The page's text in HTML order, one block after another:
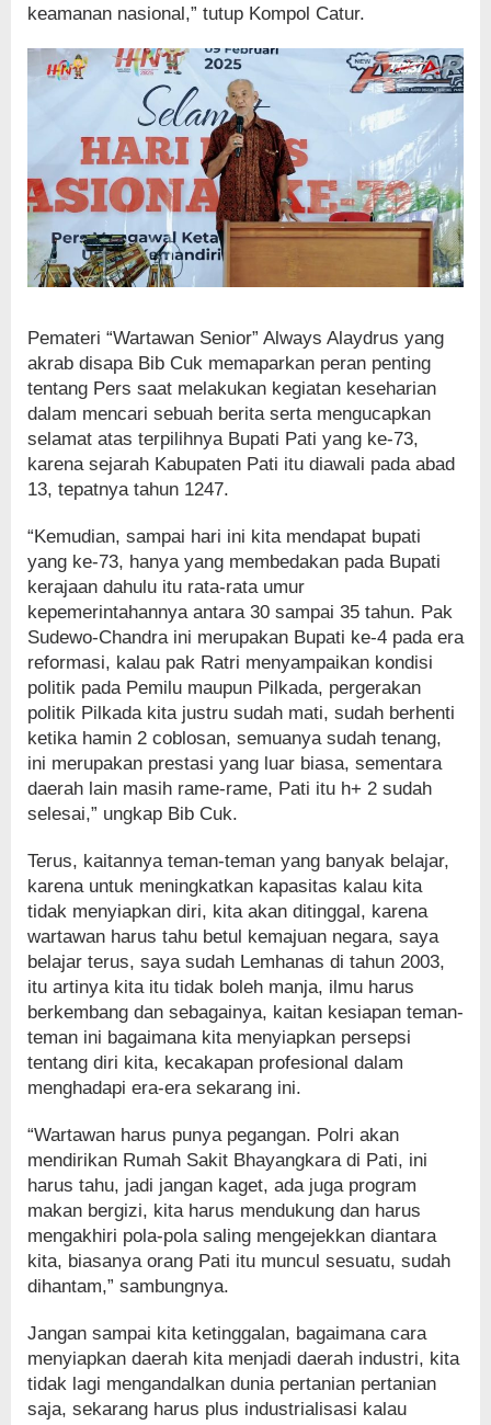
keamanan nasional,” tutup Kompol Catur.
Pemateri “Wartawan Senior” Always Alaydrus yang
akrab disapa Bib Cuk memaparkan peran penting
tentang Pers saat melakukan kegiatan keseharian
dalam mencari sebuah berita serta mengucapkan
selamat atas terpilihnya Bupati Pati yang ke-73,
karena sejarah Kabupaten Pati itu diawali pada abad
13, tepatnya tahun 1247.
“Kemudian, sampai hari ini kita mendapat bupati
yang ke-73, hanya yang membedakan pada Bupati
kerajaan dahulu itu rata-rata umur
kepemerintahannya antara 30 sampai 35 tahun. Pak
Sudewo-Chandra ini merupakan Bupati ke-4 pada era
reformasi, kalau pak Ratri menyampaikan kondisi
politik pada Pemilu maupun Pilkada, pergerakan
politik Pilkada kita justru sudah mati, sudah berhenti
ketika hamin 2 coblosan, semuanya sudah tenang,
ini merupakan prestasi yang luar biasa, sementara
daerah lain masih rame-rame, Pati itu h+ 2 sudah
selesai,” ungkap Bib Cuk.
Terus, kaitannya teman-teman yang banyak belajar,
karena untuk meningkatkan kapasitas kalau kita
tidak menyiapkan diri, kita akan ditinggal, karena
wartawan harus tahu betul kemajuan negara, saya
belajar terus, saya sudah Lemhanas di tahun 2003,
itu artinya kita itu tidak boleh manja, ilmu harus
berkembang dan sebagainya, kaitan kesiapan teman-
teman ini bagaimana kita menyiapkan persepsi
tentang diri kita, kecakapan profesional dalam
menghadapi era-era sekarang ini.
“Wartawan harus punya pegangan. Polri akan
mendirikan Rumah Sakit Bhayangkara di Pati, ini
harus tahu, jadi jangan kaget, ada juga program
makan bergizi, kita harus mendukung dan harus
mengakhiri pola-pola saling mengejekkan diantara
kita, biasanya orang Pati itu muncul sesuatu, sudah
dihantam,” sambungnya.
Jangan sampai kita ketinggalan, bagaimana cara
menyiapkan daerah kita menjadi daerah industri, kita
tidak lagi mengandalkan dunia pertanian pertanian
saja, sekarang harus plus industrialisasi kalau